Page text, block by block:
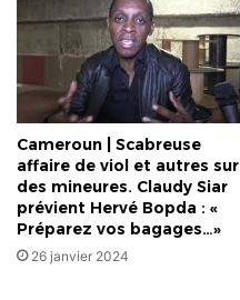
Cameroun | Scabreuse
affaire de viol et autres sur
des mineures. Claudy Siar
prévient Hervé Bopda : «
Préparez vos bagages…»
26 janvier 2024